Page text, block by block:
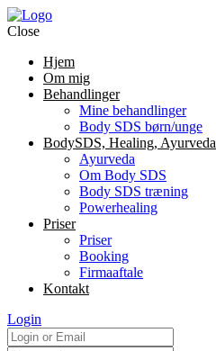
Close
Hjem
Om mig
Behandlinger
Mine behandlinger
Body SDS børn/unge
BodySDS, Healing, Ayurveda
Ayurveda
Om Body SDS
Body SDS træning
Powerhealing
Priser
Priser
Booking
Firmaaftale
Kontakt
Login